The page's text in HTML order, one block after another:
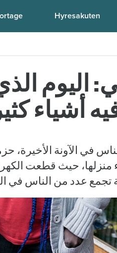
Hyresakuten
اليوم
أشياء
في الآونة الأخيرة،
منزلها، حيث قطعت
تجمع عدد من الناس في